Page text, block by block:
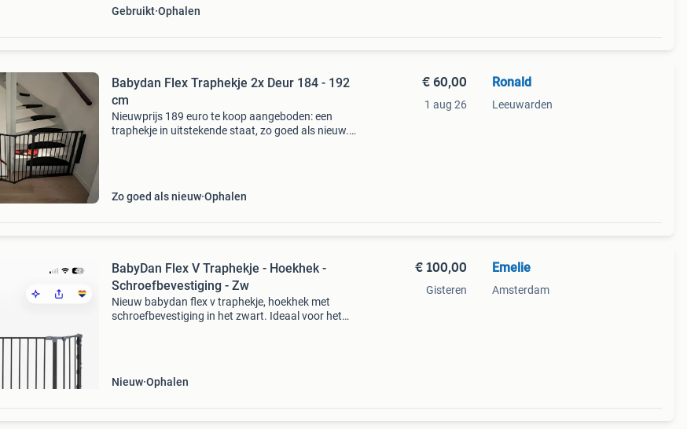
Gebruikt Ophalen
Babydan Flex Traphekje 2x Deur 184 - 192
cm
Nieuwprijs 189 euro te koop aangeboden: een
traphekje in uitstekende staat, zo goed als nieuw.
Zo goed als nieuw Ophalen
€ 60,00
1 aug 26
Ronald
Leeuwarden
BabyDan Flex V Traphekje - Hoekhek -
Schroefbevestiging - Zw
Nieuw babydan flex v traphekje, hoekhek met
schroefbevestiging in het zwart. Ideaal voor het
Nieuw Ophalen
€ 100,00
Gisteren
Emelie
Amsterdam